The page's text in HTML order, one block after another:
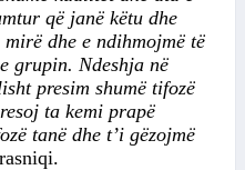
që janë këtu dhe
dhe e ndihmojmë të
grupin. Ndeshja në
presim shumë tifozë
ta kemi prapë
tanë dhe t’i gëzojmë